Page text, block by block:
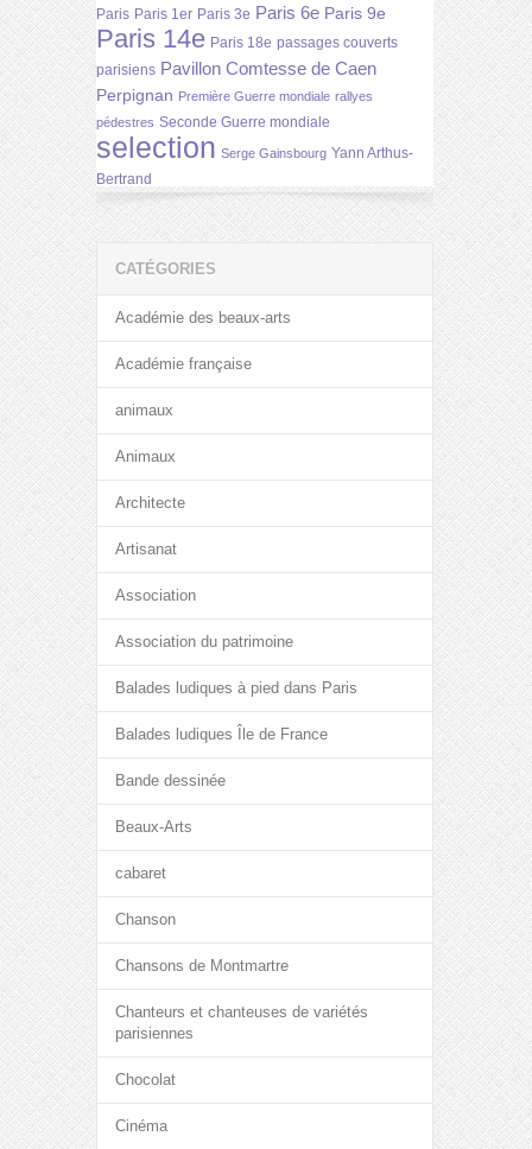
Paris Paris 1er Paris 3e Paris 6e Paris 9e
Paris 14e Paris 18e passages couverts
parisiens Pavillon Comtesse de Caen
Perpignan Première Guerre mondiale rallyes
pédestres Seconde Guerre mondiale
selection Serge Gainsbourg Yann Arthus-
Bertrand
CATÉGORIES
Académie des beaux-arts
Académie française
animaux
Animaux
Architecte
Artisanat
Association
Association du patrimoine
Balades ludiques à pied dans Paris
Balades ludiques Île de France
Bande dessinée
Beaux-Arts
cabaret
Chanson
Chansons de Montmartre
Chanteurs et chanteuses de variétés
parisiennes
Chocolat
Cinéma